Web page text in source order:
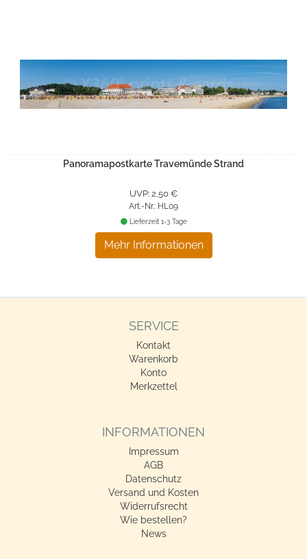
Panoramapostkarte Travemünde Strand
UVP: 2,50 €
Art.-Nr.: HL09
Mehr Informationen
Lieferzeit 1-3 Tage
SERVICE
Kontakt
Warenkorb
Konto
Merkzettel
INFORMATIONEN
Impressum
AGB
Datenschutz
Versand und Kosten
Widerrufsrecht
Wie bestellen?
News